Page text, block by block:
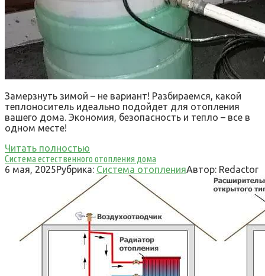
Замерзнуть зимой – не вариант! Разбираемся, какой
теплоноситель идеально подойдет для отопления
вашего дома. Экономия, безопасность и тепло – все в
одном месте!
Читать полностью
Система естественного отопления дома
6 мая, 2025Рубрика: Система отопленияАвтор: Redactor